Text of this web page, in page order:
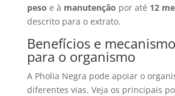
peso e à manutenção por até 12
descrito para o extrato.
Benefícios e
para o organismo
A Pholia Negra pode apoiar o
diferentes vias. Veja os principais